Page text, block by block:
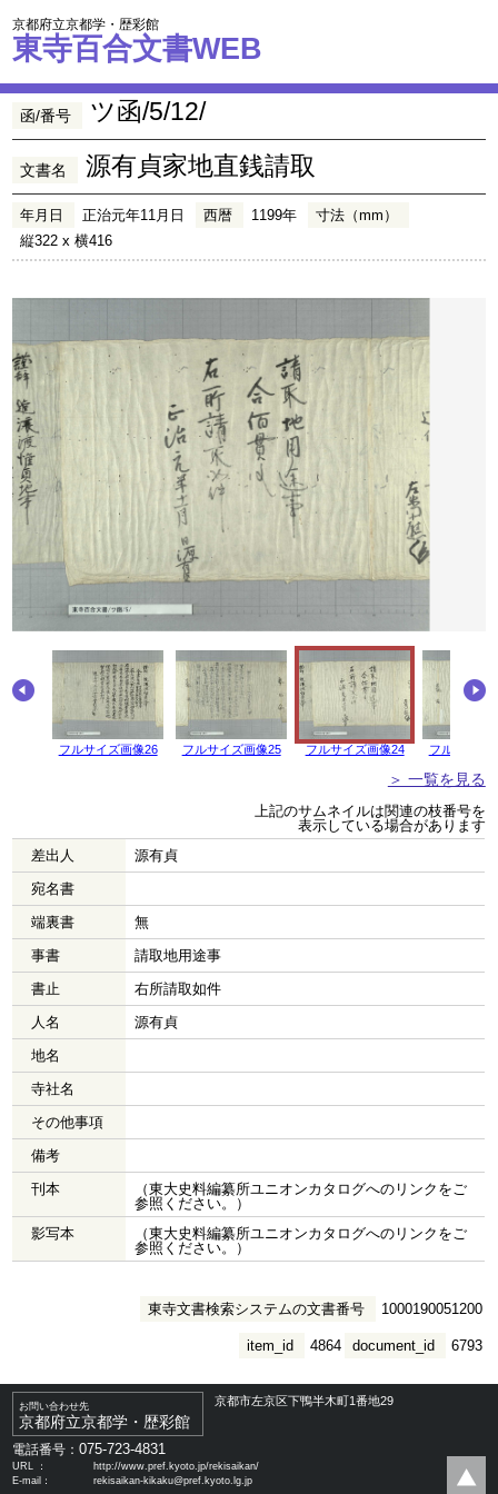
京都府立京都学・歴彩館
東寺百合文書WEB
函/番号 ツ函/5/12/
文書名 源有貞家地直銭請取
年月日 正治元年11月日 西暦 1199年
寸法（mm）
縦322 x 横416
フルサイズ画像26 フルサイズ画像25 フルサイズ画像24 フルサイズ
＞ 一覧を見る
上記のサムネイルは関連の枝番号を
表示している場合があります
差出人
源有貞
宛名書
端裏書
無
事書
請取地用途事
書止
右所請取如件
人名
源有貞
地名
寺社名
その他事項
備考
刊本
（東大史料編纂所ユニオンカタログへのリンクをご
参照ください。）
影写本
（東大史料編纂所ユニオンカタログへのリンクをご
参照ください。）
東寺文書検索システムの文書番号 1000190051200
document_id 6793
item_id 4864
お問い合わせ先
京都府立京都学・歴彩館
京都市左京区下鴨半木町1番地29
電話番号：075-723-4831
URL ：
http://www.pref.kyoto.jp/rekisaikan/
E-mail：
rekisaikan-kikaku@pref.kyoto.lg.jp